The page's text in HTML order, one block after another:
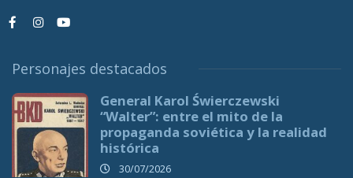
Personajes destacados
General Karol Świerczewski
“Walter”: entre el mito de la
propaganda soviética y la realidad
histórica
30/07/2026